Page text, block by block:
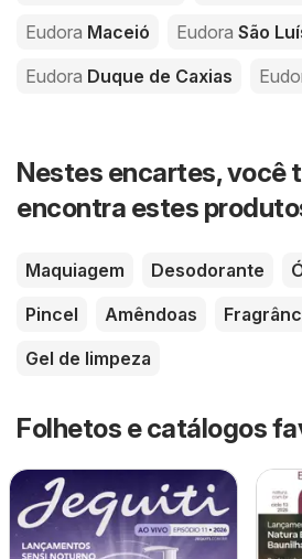
Eudora Maceió Eudora São
Eudora Duque de Caxias
Nestes encartes, você
encontra estes
Maquiagem Desodorante
Pincel
Amêndoas
Gel de limpeza
Folhetos e catálogos